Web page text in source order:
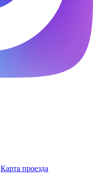
Карта проезда